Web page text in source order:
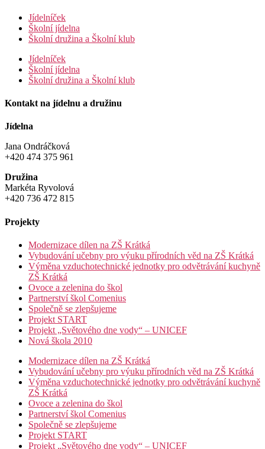
Jídelníček
Školní jídelna
Školní družina a Školní klub
Jídelníček
Školní jídelna
Školní družina a Školní klub
Kontakt na jídelnu a družinu
Jídelna
Jana Ondráčková
+420 474 375 961
Družina
Markéta Ryvolová
+420 736 472 815
Projekty
Modernizace dílen na ZŠ Krátká
Vybudování učebny pro výuku přírodních věd na ZŠ Krátká
Výměna vzduchotechnické jednotky pro odvětrávání kuchyně
ZŠ Krátká
Ovoce a zelenina do škol
Partnerství škol Comenius
Společně se zlepšujeme
Projekt START
Projekt „Světového dne vody“ – UNICEF
Nová škola 2010
Modernizace dílen na ZŠ Krátká
Vybudování učebny pro výuku přírodních věd na ZŠ Krátká
Výměna vzduchotechnické jednotky pro odvětrávání kuchyně
ZŠ Krátká
Ovoce a zelenina do škol
Partnerství škol Comenius
Společně se zlepšujeme
Projekt START
Projekt „Světového dne vody“ – UNICEF